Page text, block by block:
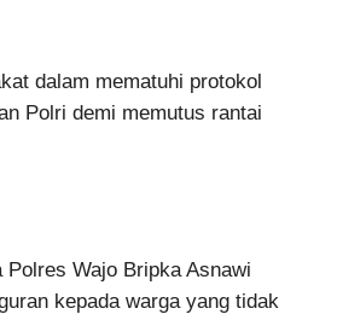
dalam mematuhi protokol
Polri demi memutus rantai
Wajo Bripka Asnawi
kepada warga yang tidak